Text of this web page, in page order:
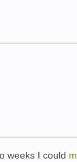
weeks I could